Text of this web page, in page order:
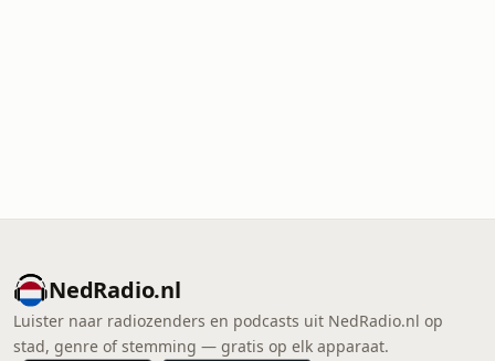
NedRadio.nl
Luister naar radiozenders en podcasts uit NedRadio.nl op
stad, genre of stemming — gratis op elk apparaat.